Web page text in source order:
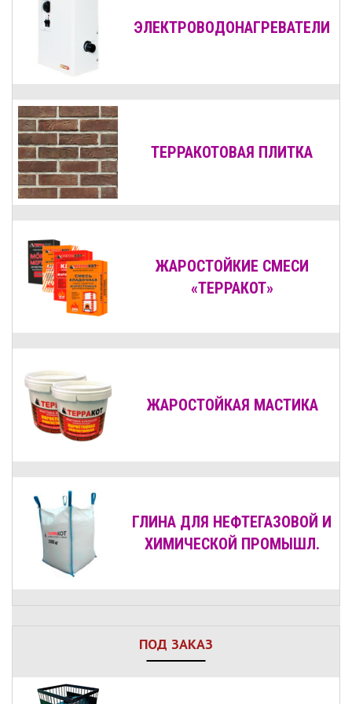
ЭЛЕКТРОВОДОНАГРЕВАТЕЛИ
ТЕРРАКОТОВАЯ ПЛИТКА
ЖАРОСТОЙКИЕ СМЕСИ
«ТЕРРАКОТ»
ЖАРОСТОЙКАЯ МАСТИКА
ГЛИНА ДЛЯ НЕФТЕГАЗОВОЙ И
ХИМИЧЕСКОЙ ПРОМЫШЛ.
ПОД ЗАКАЗ